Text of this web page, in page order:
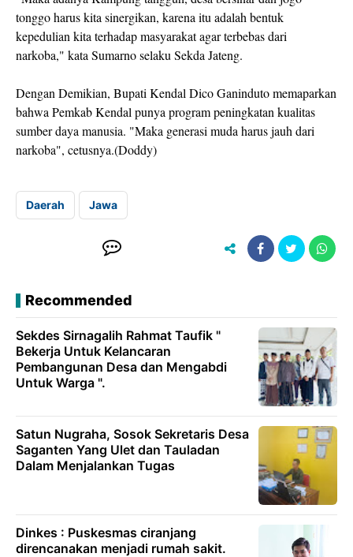
tonggo harus kita sinergikan, karena itu adalah bentuk
kepedulian kita terhadap masyarakat agar terbebas dari
narkoba," kata Sumarno selaku Sekda Jateng.
Dengan Demikian, Bupati Kendal Dico Ganinduto memaparkan
bahwa Pemkab Kendal punya program peningkatan kualitas
sumber daya manusia. "Maka generasi muda harus jauh dari
narkoba", cetusnya.(Doddy)
Daerah Jawa
Recommended
Sekdes Sirnagalih Rahmat Taufik "
Bekerja Untuk Kelancaran
Pembangunan Desa dan Mengabdi
Untuk Warga ".
Satun Nugraha, Sosok Sekretaris Desa
Saganten Yang Ulet dan Tauladan
Dalam Menjalankan Tugas
Dinkes : Puskesmas ciranjang
direncanakan menjadi rumah sakit.